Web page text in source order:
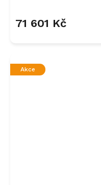
71 601 Kč
Akce